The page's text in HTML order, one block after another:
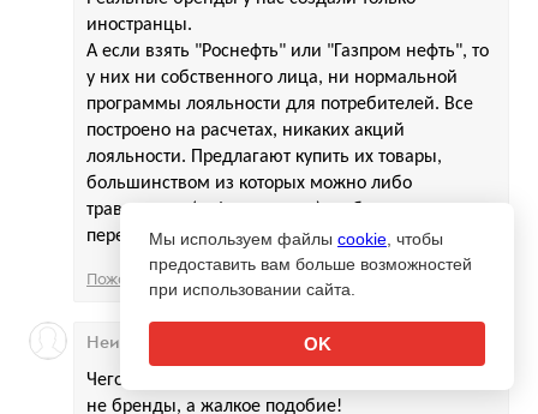
иностранцы.
А если взять "Роснефть" или "Газпром нефть", то
у них ни собственного лица, ни нормальной
программы лояльности для потребителей. Все
построено на расчетах, никаких акций
лояльности. Предлагают купить их товары,
большинством из которых можно либо
травануться (кофе, хот-доги), либо сильно
переплатить (омыватели).
Пожаловаться
Чего уж говорить о других производителях - там
не бренды, а жалкое подобие!
Неизвестный
Мы используем файлы cookie , чтобы
предоставить вам больше возможностей
при использовании сайта.
OK